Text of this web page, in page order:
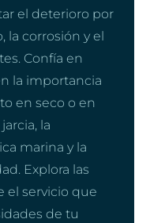
el deterioro por
la corrosión y el
Confía en
la importancia
en seco o en
la
marina y la
Explora las
el servicio que
de tu